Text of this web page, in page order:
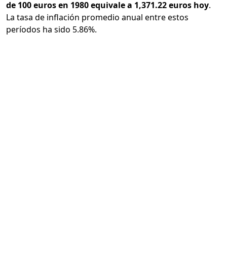
de 100 euros en 1980 equivale a 1,371.22 euros hoy.
La tasa de inflación promedio anual entre estos
períodos ha sido 5.86%.